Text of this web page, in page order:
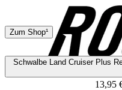
DHL
Zum Shop¹
Schwalbe Land Cruiser Plus
13,95